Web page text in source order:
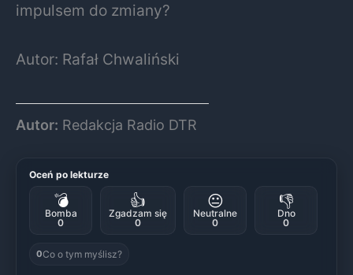
impulsem do zmiany?
Autor: Rafał Chwaliński
Autor: Redakcja Radio DTR
Oceń po lekturze
💣
Bomba
0
👍
Zgadzam się
0
😐
Neutralne
0
👎
Dno
0
0Co o tym myślisz?